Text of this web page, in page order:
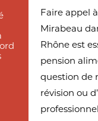
Faire appel
Mirabeau
Rhône est
pension
question de
révision ou